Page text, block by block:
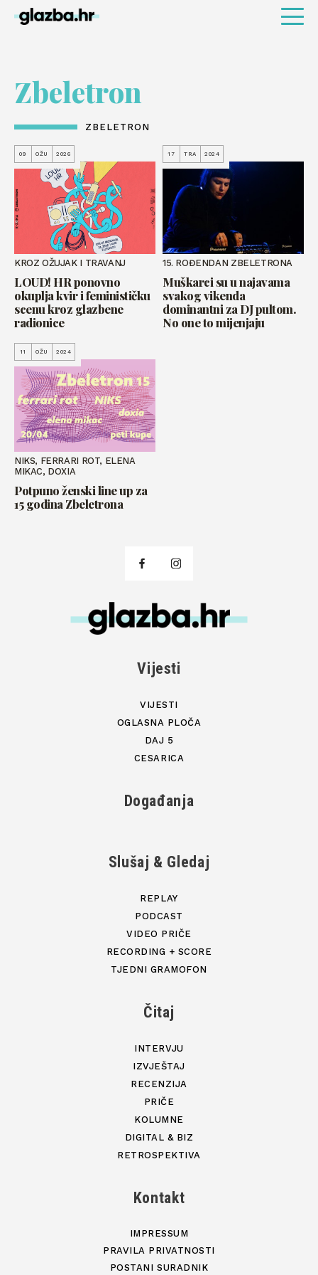
Zbeletron
ZBELETRON
09 OŽU 2026
KROZ OŽUJAK I TRAVANJ
LOUD! HR ponovno
okuplja kvir i feminističku
scenu kroz glazbene
radionice
17 TRA 2024
15. ROĐENDAN ZBELETRONA
Muškarci su u najavama
svakog vikenda
dominantni za DJ pultom.
No one to mijenjaju
11 OŽU 2024
NIKS, FERRARI ROT, ELENA
MIKAC, DOXIA
Potpuno ženski line up za
15 godina Zbeletrona
Vijesti
VIJESTI
OGLASNA PLOČA
DAJ 5
CESARICA
Događanja
Slušaj & Gledaj
REPLAY
PODCAST
VIDEO PRIČE
RECORDING + SCORE
TJEDNI GRAMOFON
Čitaj
INTERVJU
IZVJEŠTAJ
RECENZIJA
PRIČE
KOLUMNE
DIGITAL & BIZ
RETROSPEKTIVA
Kontakt
IMPRESSUM
PRAVILA PRIVATNOSTI
POSTANI SURADNIK